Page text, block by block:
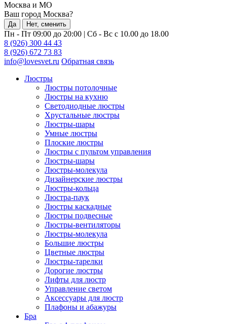
Москва и МО
Ваш город Москва?
Да Нет, сменить
Пн - Пт 09:00 до 20:00 | Сб - Вс с 10.00 до 18.00
8 (926) 300 44 43
8 (926) 672 73 83
info@lovesvet.ru Обратная связь
Люстры
Люстры потолочные
Люстры на кухню
Светодиодные люстры
Хрустальные люстры
Люстры-шары
Умные люстры
Плоские люстры
Люстры с пультом управления
Люстры-шары
Люстры-молекула
Дизайнерские люстры
Люстры-кольца
Люстра-паук
Люстры каскадные
Люстры подвесные
Люстры-вентиляторы
Люстры-молекула
Большие люстры
Цветные люстры
Люстры-тарелки
Дорогие люстры
Лифты для люстр
Управление светом
Аксессуары для люстр
Плафоны и абажуры
Бра